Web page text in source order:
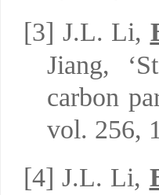
[3] J.L. Li,
Jiang,
carbon
vol. 256,
[4]J.L. Li,